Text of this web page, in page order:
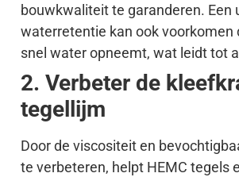
bouwkwaliteit te garanderen. Een
waterretentie kan ook
snel water opneemt, wat leidt tot
2. Verbeter de
tegellijm
Door de viscositeit en
te verbeteren, helpt HEMC tegels